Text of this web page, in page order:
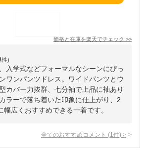
価格と在庫を楽天でチェック >>
性)
入学式などフォーマルなシーンにぴっ
ワンパンツドレス。ワイドパンツとウ
カバー力抜群、七分袖で上品に袖あり
ラーで落ち着いた印象に仕上がり、2
幅広くおすすめできる一着です。
全てのおすすめコメント (1 件) >